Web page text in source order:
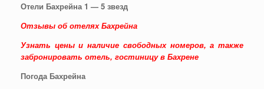
Отели Бахрейна 1 — 5 звезд
Отзывы об отелях Бахрейна
Узнать цены и наличие свободных номеров, а также
забронировать отель, гостиницу в Бахрене
Погода Бахрейна